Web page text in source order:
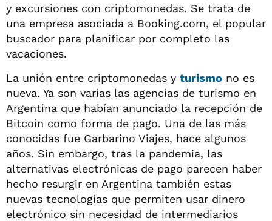
y excursiones con criptomonedas. Se trata de
una empresa asociada a Booking.com, el popular
buscador para planificar por completo las
vacaciones.
La unión entre criptomonedas y turismo no es
nueva. Ya son varias las agencias de turismo en
Argentina que habían anunciado la recepción de
Bitcoin como forma de pago. Una de las más
conocidas fue Garbarino Viajes, hace algunos
años. Sin embargo, tras la pandemia, las
alternativas electrónicas de pago parecen haber
hecho resurgir en Argentina también estas
nuevas tecnologías que permiten usar dinero
electrónico sin necesidad de intermediarios